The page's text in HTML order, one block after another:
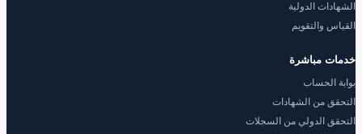
الشهادات الدولية
القياس والتقويم
خدمات مباشرة
بوابة الحساب
التحقق من الشهادات
التحقق الدولي من السجلات